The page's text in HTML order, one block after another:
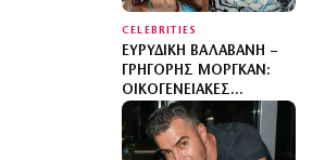
CELEBRITIES
ΕΥΡΥΔΊΚΗ ΒΑΛΑΒΆΝΗ –
ΓΡΗΓΌΡΗΣ ΜΌΡΓΚΑΝ:
ΟΙΚΟΓΕΝΕΙΑΚΈΣ
ΔΙΑΚΟΠΈΣ ΜΕ CAMPING
ΣΤΗ ΒΌΡΕΙΑ ΕΎΒΟΙΑ ΜΕ
ΤΟΝ ΕΝΌΣ ΈΤΟΥΣ ΓΙΟ